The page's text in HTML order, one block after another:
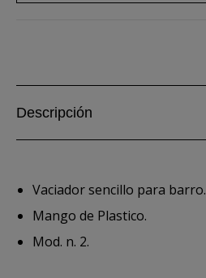
Descripción
Vaciador sencillo para barro.
Mango de Plastico.
Mod. n. 2.